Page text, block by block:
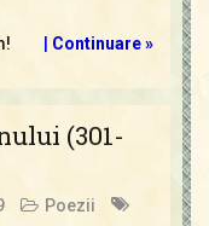
| Continuare »
(301-
Poezii